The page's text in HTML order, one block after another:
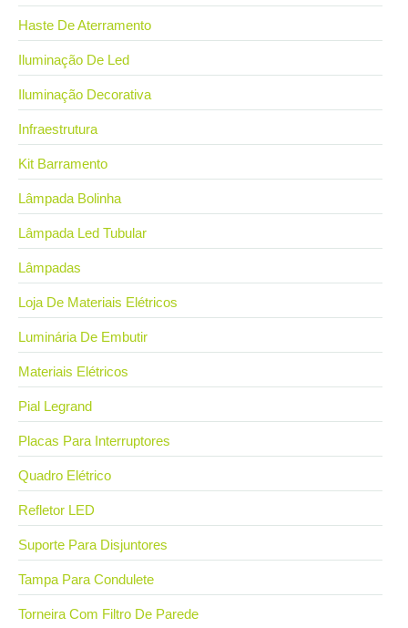
Haste De Aterramento
Iluminação De Led
Iluminação Decorativa
Infraestrutura
Kit Barramento
Lâmpada Bolinha
Lâmpada Led Tubular
Lâmpadas
Loja De Materiais Elétricos
Luminária De Embutir
Materiais Elétricos
Pial Legrand
Placas Para Interruptores
Quadro Elétrico
Refletor LED
Suporte Para Disjuntores
Tampa Para Condulete
Torneira Com Filtro De Parede